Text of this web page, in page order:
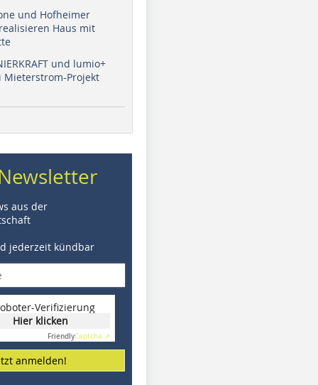
und Hofheimer
Haus mit
und lumio+
Mieterstrom-Projekt
aus der
jederzeit kündbar
Verifizierung
Hier klicken
FriendlyCaptcha ⇗
anmelden!